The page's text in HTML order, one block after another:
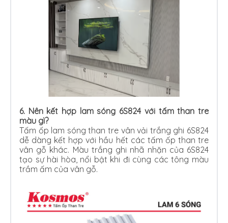
6. Nên kết hợp lam sóng 6S824 với tấm than tre
màu gì?
Tấm ốp lam sóng than tre vân vải trắng ghi 6S824
dễ dàng kết hợp với hầu hết các tấm ốp than tre
vân gỗ khác. Màu trắng ghi nhã nhặn của 6S824
tạo sự hài hòa, nổi bật khi đi cùng các tông màu
trầm ấm của vân gỗ.